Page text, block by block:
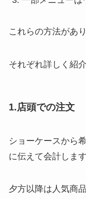
これらの方法があり
それぞれ詳しく紹
1.店頭での注文
ショーケースから
に伝えて会計します
夕方以降は人気商